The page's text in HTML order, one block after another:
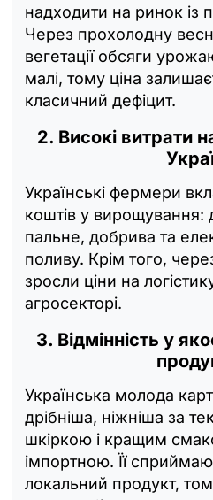
надходити на ринок із
Через прохолодну
вегетації обсяги
малі, тому ціна
класичний дефіцит.
2. Високі витрати
Українські фермери
коштів у вирощування:
пальне, добрива та
поливу. Крім того,
зросли ціни на
агросекторі.
3. Відмінність у
Українська молода
дрібніша, ніжніша за
шкіркою і кращим
імпортною. Її
локальний продукт,